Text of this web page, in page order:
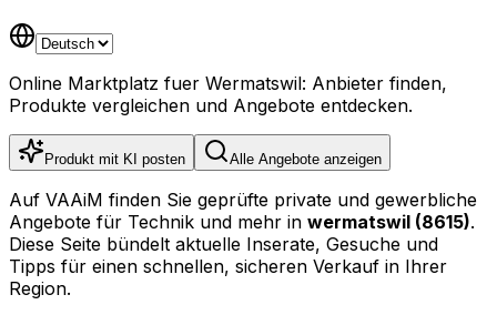
Online Marktplatz fuer Wermatswil: Anbieter finden,
Produkte vergleichen und Angebote entdecken.
Produkt mit KI posten Alle Angebote anzeigen
Auf VAAiM finden Sie geprüfte private und gewerbliche
Angebote für Technik und mehr in wermatswil (8615).
Diese Seite bündelt aktuelle Inserate, Gesuche und
Tipps für einen schnellen, sicheren Verkauf in Ihrer
Region.